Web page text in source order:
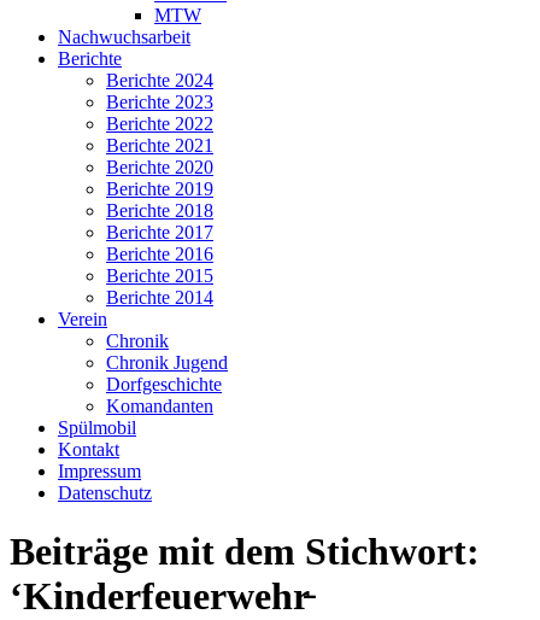
MTW
Nachwuchsarbeit
Berichte
Berichte 2024
Berichte 2023
Berichte 2022
Berichte 2021
Berichte 2020
Berichte 2019
Berichte 2018
Berichte 2017
Berichte 2016
Berichte 2015
Berichte 2014
Verein
Chronik
Chronik Jugend
Dorfgeschichte
Komandanten
Spülmobil
Kontakt
Impressum
Datenschutz
Beiträge mit dem Stichwort:
‘Kinderfeuerwehr̵